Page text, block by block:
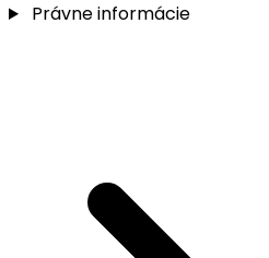
Právne informácie